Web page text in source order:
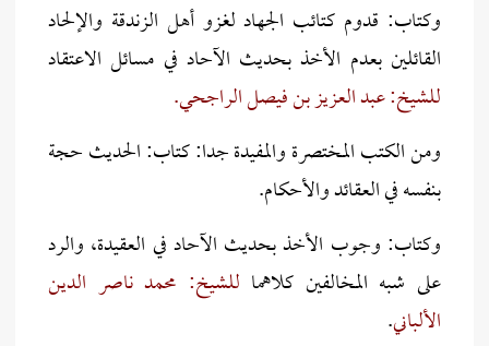
وكتاب: قدوم كتائب الجهاد لغزو أهل الزندقة والإلحاد
القائلين بعدم الأخذ بحديث الآحاد في مسائل الاعتقاد
للشيخ: عبد العزيز بن فيصل الراجحي.
ومن الكتب المختصرة والمفيدة جدا: كتاب: الحديث حجة
بنفسه في العقائد والأحكام.
وكتاب: وجوب الأخذ بحديث الآحاد في العقيدة، والرد
على شبه المخالفين كلاهما للشيخ: محمد ناصر الدين
الألباني.